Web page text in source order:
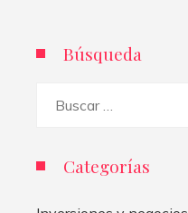
Búsqueda
Categorías